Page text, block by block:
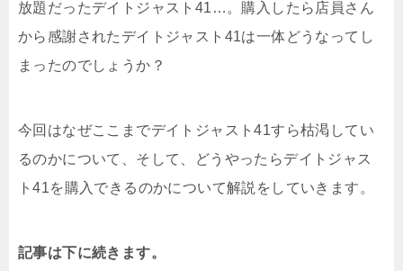
放題だったデイトジャスト41…。購入したら店員さん
から感謝されたデイトジャスト41は一体どうなってし
まったのでしょうか？
今回はなぜここまでデイトジャスト41すら枯渇してい
るのかについて、そして、どうやったらデイトジャス
ト41を購入できるのかについて解説をしていきます。
記事は下に続きます。